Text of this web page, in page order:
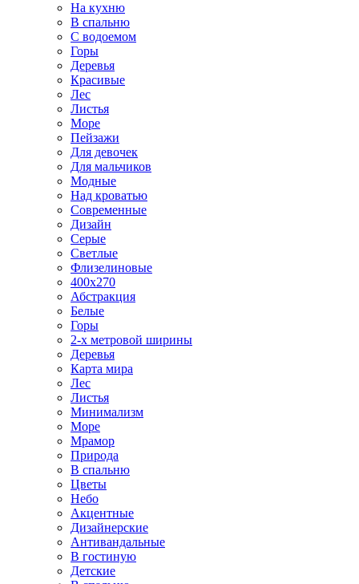
На кухню
В спальню
С водоемом
Горы
Деревья
Красивые
Лес
Листья
Море
Пейзажи
Для девочек
Для мальчиков
Модные
Над кроватью
Современные
Дизайн
Серые
Светлые
Флизелиновые
400х270
Абстракция
Белые
Горы
2-х метровой ширины
Деревья
Карта мира
Лес
Листья
Минимализм
Море
Мрамор
Природа
В спальню
Цветы
Небо
Акцентные
Дизайнерские
Антивандальные
В гостиную
Детские